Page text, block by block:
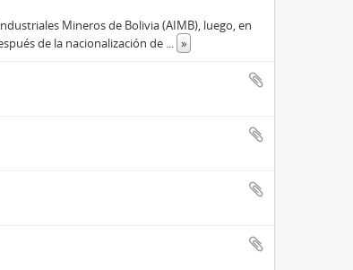
Mineros de Bolivia (AIMB), luego, en
de la nacionalización de ... »